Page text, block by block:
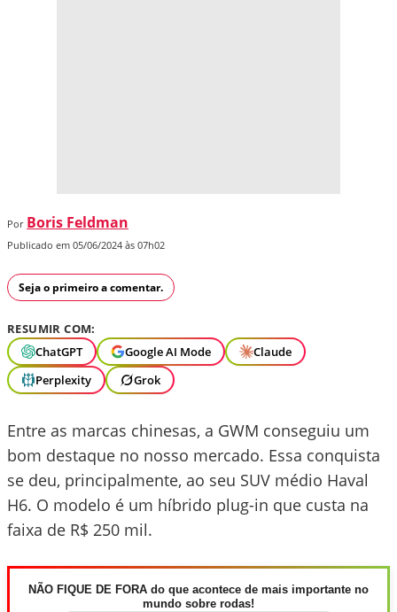
Por Boris Feldman
Publicado em 05/06/2024 às 07h02
Seja o primeiro a comentar.
RESUMIR COM:
ChatGPT
Google AI Mode
Claude
Perplexity
Grok
Entre as marcas chinesas, a GWM conseguiu um
bom destaque no nosso mercado. Essa conquista
se deu, principalmente, ao seu SUV médio Haval
H6. O modelo é um híbrido plug-in que custa na
faixa de R$ 250 mil.
NÃO FIQUE DE FORA do que acontece de mais importante no
mundo sobre rodas!